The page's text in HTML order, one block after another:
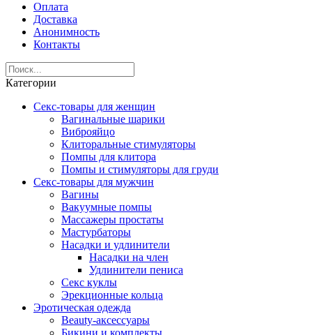
Оплата
Доставка
Анонимность
Контакты
Категории
Секс-товары для женщин
Вагинальные шарики
Виброяйцо
Клиторальные стимуляторы
Помпы для клитора
Помпы и стимуляторы для груди
Секс-товары для мужчин
Вагины
Вакуумные помпы
Массажеры простаты
Мастурбаторы
Насадки и удлинители
Насадки на член
Удлинители пениса
Секс куклы
Эрекционные кольца
Эротическая одежда
Beauty-аксессуары
Бикини и комплекты